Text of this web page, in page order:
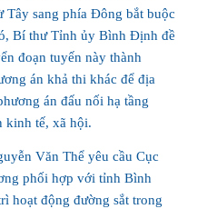
Tây sang phía Đông bắt buộc
Bí thư Tỉnh ủy Bình Định đề
đoạn tuyến này thành
án khả thi khác để địa
án đấu nối hạ tầng
kinh tế, xã hội.
Văn Thể yêu cầu Cục
phối hợp với tỉnh Bình
hoạt động đường sắt trong